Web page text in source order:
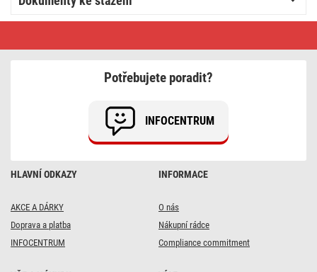
Classic
HLAVNÍ ODKAZY
AKCE A DÁRKY
Doprava a platba
INFOCENTRUM
INFORMACE
O nás
Nákupní rádce
Compliance commitment
Potřebujete poradit?
INFOCENTRUM